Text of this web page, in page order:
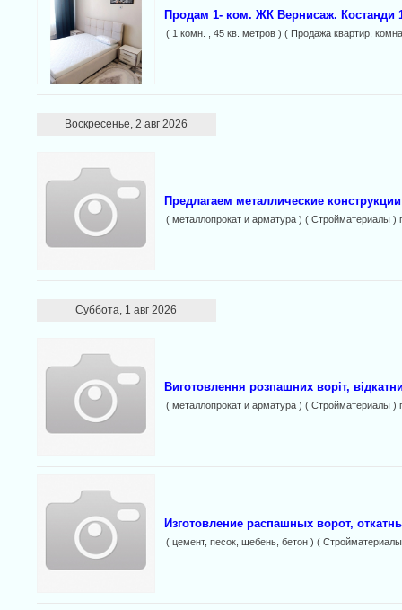
Продам 1- ком. ЖК Вернисаж. Костанди
( 1 комн. , 45 кв. метров ) ( Продажа квартир,
Воскресенье, 2 авг 2026
Предлагаем металлические
( металлопрокат и арматура ) ( Стройматериалы )
Суббота, 1 авг 2026
Виготовлення розпашних воріт,
( металлопрокат и арматура ) ( Стройматериалы )
Изготовление распашных ворот,
( цемент, песок, щебень, бетон ) (